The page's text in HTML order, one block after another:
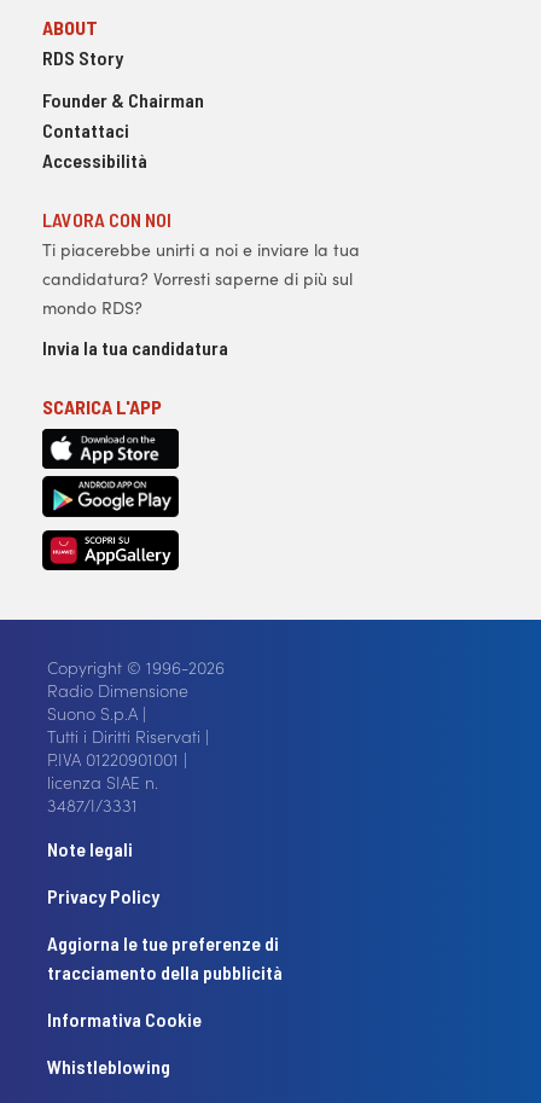
ABOUT
RDS Story
Founder & Chairman
Contattaci
Accessibilità
LAVORA CON NOI
Ti piacerebbe unirti a noi e inviare la tua
candidatura? Vorresti saperne di più sul
mondo RDS?
Invia la tua candidatura
SCARICA L'APP
Copyright © 1996-2026
Radio Dimensione
Suono S.p.A |
Tutti i Diritti Riservati |
P.IVA 01220901001 |
licenza SIAE n.
3487/I/3331
Note legali
Privacy Policy
Aggiorna le tue preferenze di
tracciamento della pubblicità
Informativa Cookie
Whistleblowing